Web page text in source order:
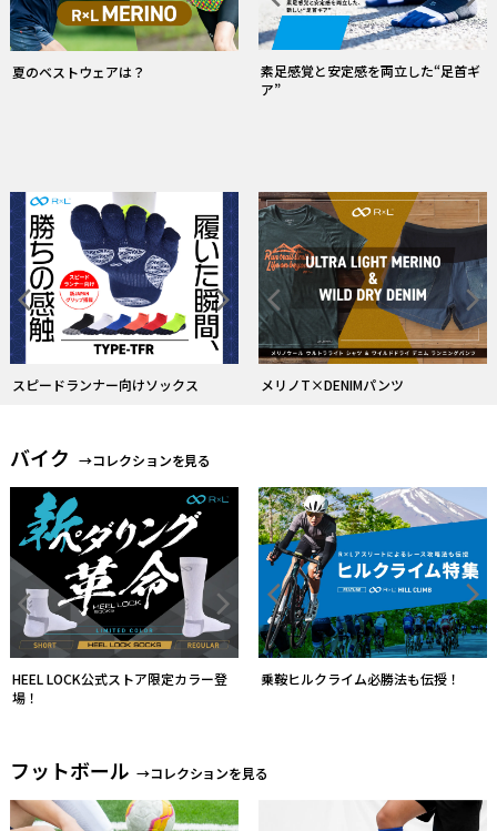
夏のベストウェアは？
素足感覚と安定感を両立した“足首ギ
ア”
スピードランナー向けソックス メリノT×DENIMパンツ
バイク →コレクションを見る
HEEL LOCK公式ストア限定カラー登
場！
乗鞍ヒルクライム必勝法も伝授！
フットボール →コレクションを見る